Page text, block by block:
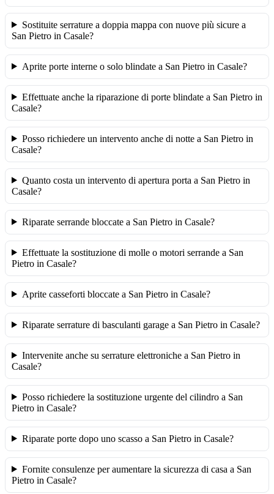
Sostituite serrature a doppia mappa con nuove più sicure a
San Pietro in Casale?
Aprite porte interne o solo blindate a San Pietro in Casale?
Effettuate anche la riparazione di porte blindate a San Pietro in
Casale?
Posso richiedere un intervento anche di notte a San Pietro in
Casale?
Quanto costa un intervento di apertura porta a San Pietro in
Casale?
Riparate serrande bloccate a San Pietro in Casale?
Effettuate la sostituzione di molle o motori serrande a San
Pietro in Casale?
Aprite casseforti bloccate a San Pietro in Casale?
Riparate serrature di basculanti garage a San Pietro in Casale?
Intervenite anche su serrature elettroniche a San Pietro in
Casale?
Posso richiedere la sostituzione urgente del cilindro a San
Pietro in Casale?
Riparate porte dopo uno scasso a San Pietro in Casale?
Fornite consulenze per aumentare la sicurezza di casa a San
Pietro in Casale?